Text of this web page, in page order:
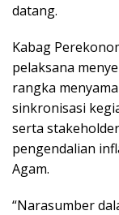
datang.
Kabag
pelaksana
rangka
sinkronisasi
serta
pengendalian
Agam.
“Narasumber